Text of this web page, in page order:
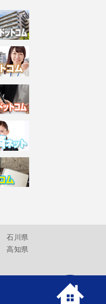
石川県
高知県